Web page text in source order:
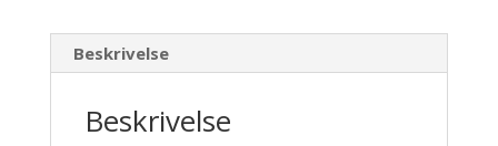
Beskrivelse
Beskrivelse